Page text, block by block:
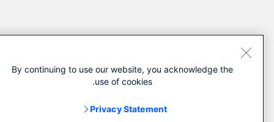
By continuing to use our website, you acknowledge the
use of cookies.
Privacy Statement